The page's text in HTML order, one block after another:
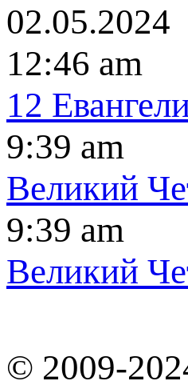
02.05.2024
12:46 am
12
9:39 am
Великий
9:39 am
Великий
© 2009-